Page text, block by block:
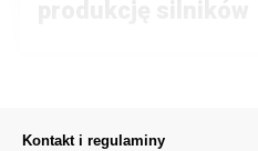
Kontakt i regulaminy